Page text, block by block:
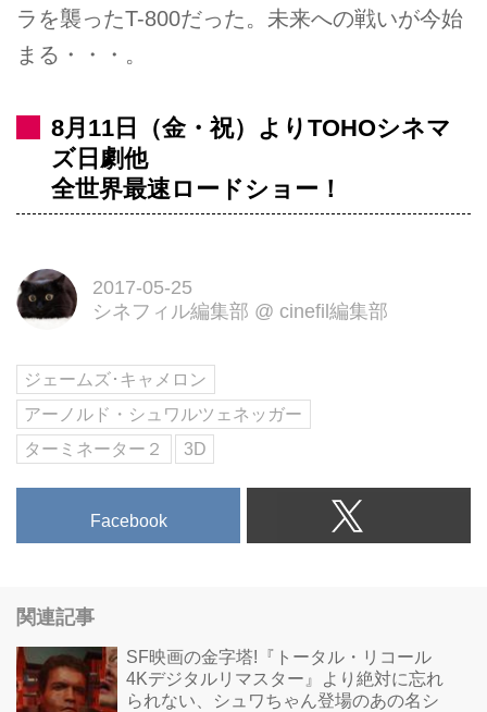
ラを襲ったT-800だった。未来への戦いが今始
まる・・・。
8月11日（金・祝）よりTOHOシネマ
ズ日劇他
全世界最速ロードショー！
2017-05-25
シネフィル編集部 @ cinefil編集部
ジェームズ･キャメロン
アーノルド・シュワルツェネッガー
ターミネーター２
3D
Facebook
関連記事
SF映画の金字塔!『トータル・リコール
4Kデジタルリマスター』より絶対に忘れ
られない、シュワちゃん登場のあの名シ